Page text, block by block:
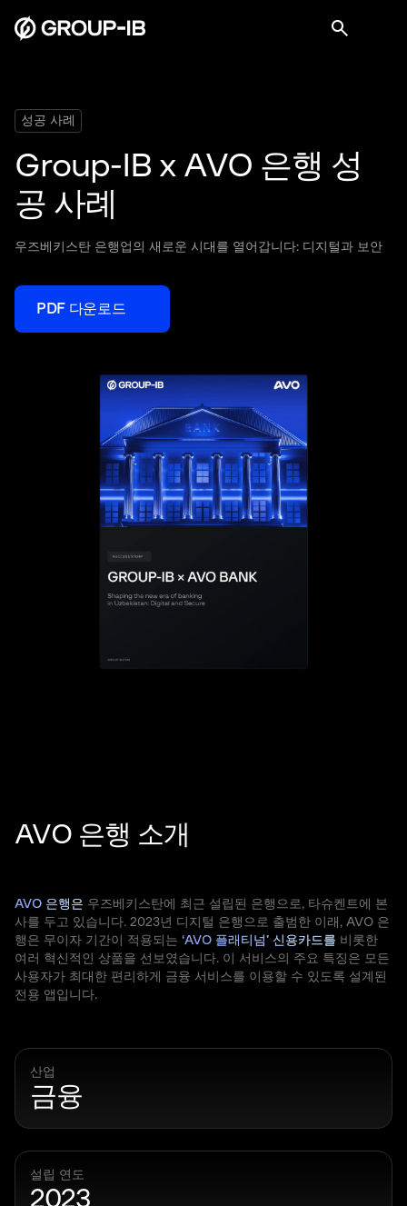
성공 사례
Group-IB x AVO 은행 성
공 사례
우즈베키스탄 은행업의 새로운 시대를 열어갑니다: 디지털과 보안
PDF 다운로드
AVO 은행 소개
AVO 은행은 우즈베키스탄에 최근 설립된 은행으로, 타슈켄트에 본
사를 두고 있습니다. 2023년 디지털 은행으로 출범한 이래, AVO 은
행은 무이자 기간이 적용되는 ‘AVO 플래티넘’ 신용카드를 비롯한
여러 혁신적인 상품을 선보였습니다. 이 서비스의 주요 특징은 모든
사용자가 최대한 편리하게 금융 서비스를 이용할 수 있도록 설계된
전용 앱입니다.
산업
금융
설립 연도
2023